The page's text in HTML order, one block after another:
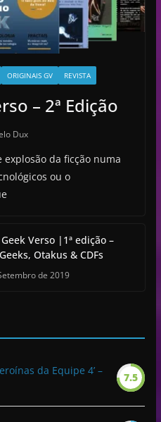
ORIGINAIS GV REVISTA
– 2ª Edição
Dux
da ficção numa
ou o
Verso |1ª edição –
Otakus & CDFs
de 2019
da Equipe 4’ –
7.5